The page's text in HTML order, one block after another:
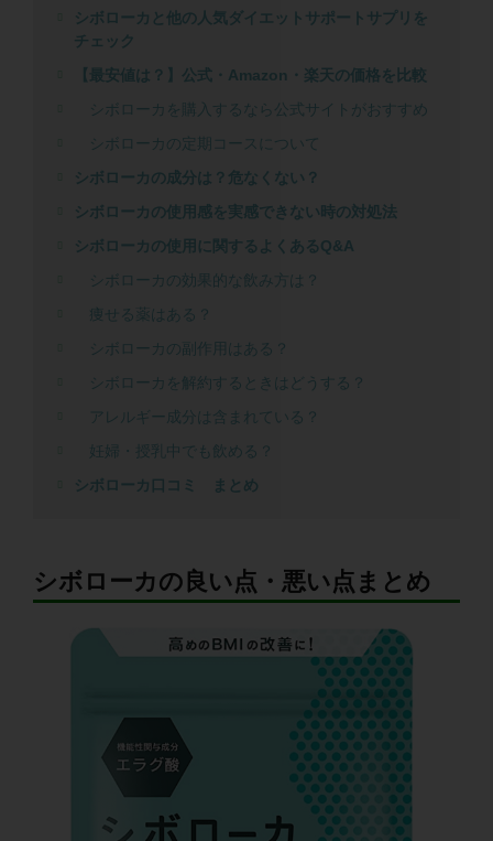
シボローカと他の人気ダイエットサポートサプリを
チェック
【最安値は？】公式・Amazon・楽天の価格を比較
シボローカを購入するなら公式サイトがおすすめ
シボローカの定期コースについて
シボローカの成分は？危なくない？
シボローカの使用感を実感できない時の対処法
シボローカの使用に関するよくあるQ&A
シボローカの効果的な飲み方は？
痩せる薬はある？
シボローカの副作用はある？
シボローカを解約するときはどうする？
アレルギー成分は含まれている？
妊婦・授乳中でも飲める？
シボローカ口コミ まとめ
シボローカの良い点・悪い点まとめ